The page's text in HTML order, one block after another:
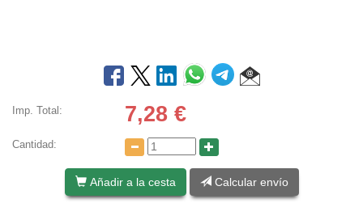
Imp. Total: 7,28 €
Cantidad:
Añadir a la cesta Calcular envío